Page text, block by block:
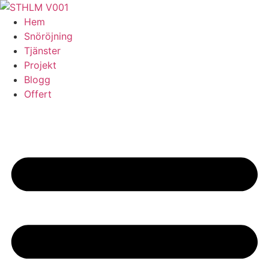
Skip
content
Hem
Snöröjning
Tjänster
Projekt
Blogg
Offert